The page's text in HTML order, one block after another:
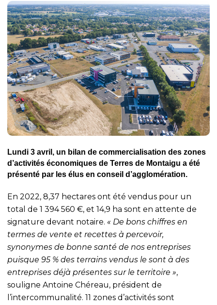
Lundi 3 avril, un bilan de commercialisation des zones
d’activités économiques de Terres de Montaigu a été
présenté par les élus en conseil d’agglomération.
En 2022, 8,37 hectares ont été vendus pour un
total de 1 394 560 €, et 14,9 ha sont en attente de
signature devant notaire. « De bons chiffres en
termes de vente et recettes à percevoir,
synonymes de bonne santé de nos entreprises
puisque 95 % des terrains vendus le sont à des
entreprises déjà présentes sur le territoire »,
souligne Antoine Chéreau, président de
l’intercommunalité. 11 zones d’activités sont